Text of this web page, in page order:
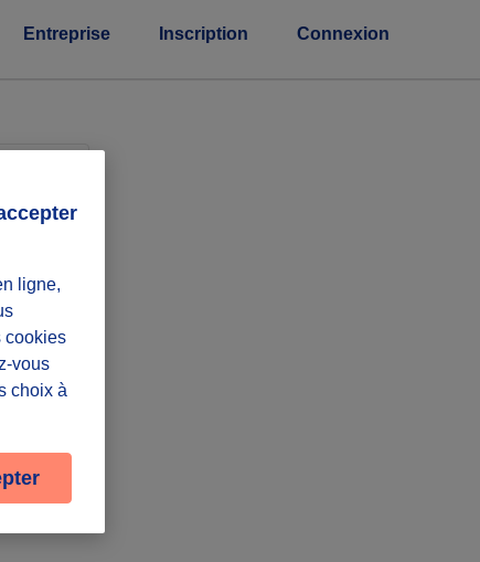
Entreprise Inscription Connexion
ligne,
cookies
vous
choix à